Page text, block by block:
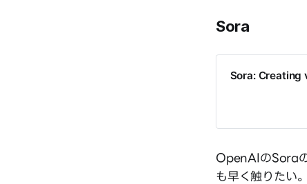
Sora
Sora:
OpenAIのSora
も早く触りたい。